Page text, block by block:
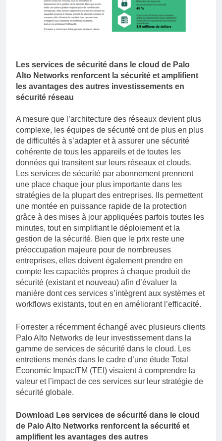
Les services de sécurité dans le cloud de Palo
Alto Networks renforcent la sécurité et amplifient
les avantages des autres investissements en
sécurité réseau
A mesure que l’architecture des réseaux devient plus
complexe, les équipes de sécurité ont de plus en plus
de difficultés à s’adapter et à assurer une sécurité
cohérente de tous les appareils et de toutes les
données qui transitent sur leurs réseaux et clouds.
Les services de sécurité par abonnement prennent
une place chaque jour plus importante dans les
stratégies de la plupart des entreprises. Ils permettent
une montée en puissance rapide de la protection
grâce à des mises à jour appliquées parfois toutes les
minutes, tout en simplifiant le déploiement et la
gestion de la sécurité. Bien que le prix reste une
préoccupation majeure pour de nombreuses
entreprises, elles doivent également prendre en
compte les capacités propres à chaque produit de
sécurité (existant et nouveau) afin d’évaluer la
manière dont ces services s’intègrent aux systèmes et
workflows existants, tout en en améliorant l’efficacité.
Forrester a récemment échangé avec plusieurs clients
Palo Alto Networks de leur investissement dans la
gamme de services de sécurité dans le cloud. Les
entretiens menés dans le cadre d’une étude Total
Economic ImpactTM (TEI) visaient à comprendre la
valeur et l’impact de ces services sur leur stratégie de
sécurité globale.
Download Les services de sécurité dans le cloud
de Palo Alto Networks renforcent la sécurité et
amplifient les avantages des autres